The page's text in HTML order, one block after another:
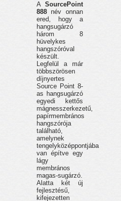
A SourcePoint
888 név onnan
ered, hogy a
hangsugárzó
három 8
hüvelykes
hangszóróval
készült.
Legfelül a már
többszörösen
díjnyertes
Source Point 8-
as hangsugárzó
egyedi kettős
mágnesszerkezetű,
papírmembrános
hangszórója
található,
amelynek
tengelyközéppontjába
van építve egy
lágy
membrános
magas-sugárzó.
Alatta két új
fejlesztésű,
kifejezetten